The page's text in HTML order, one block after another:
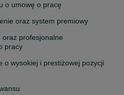
o umowę o pracę
oraz system premiowy
oraz profesjonalne
pracy
o wysokiej i prestiżowej pozycji